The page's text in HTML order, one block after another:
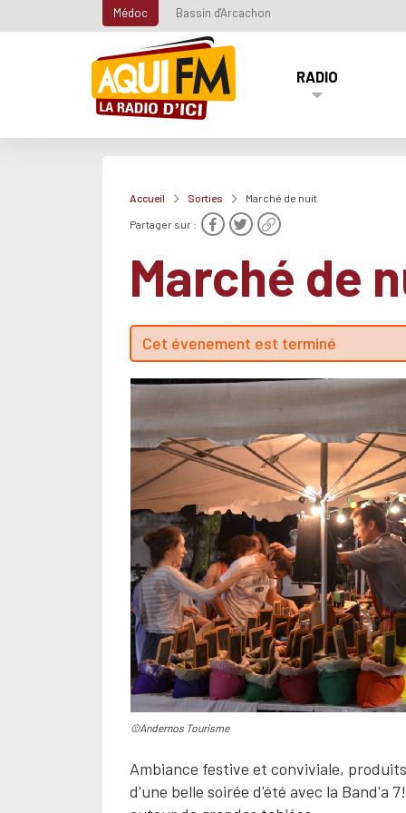
Médoc Bassin d'Arcachon
RADIO
Accueil Sorties Marché de nuit
Partager sur :
Marché de
Cet évenement est terminé
©Andernos Tourisme
Ambiance festive et conviviale,
d'une belle soirée d'été avec la Band'a